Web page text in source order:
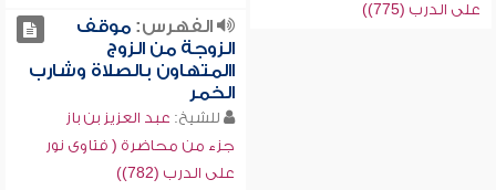
على الدرب (775))
الفهرس:موقف
الزوجة من الزوج
االمتهاون بالصلاة وشارب
الخمر
للشيخ: عبد العزيز بن باز
جزء من محاضرة ( فتاوى نور
على الدرب (782))